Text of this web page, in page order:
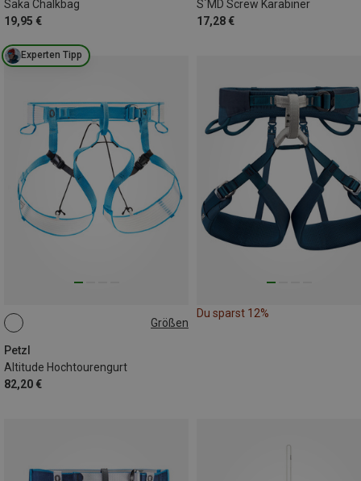
Saka Chalkbag
19,95 €
S´MD Screw Karabiner
17,28 €
Experten Tipp
Größen
Petzl
Altitude Hochtourengurt
82,20 €
S-M
Du sparst 12%